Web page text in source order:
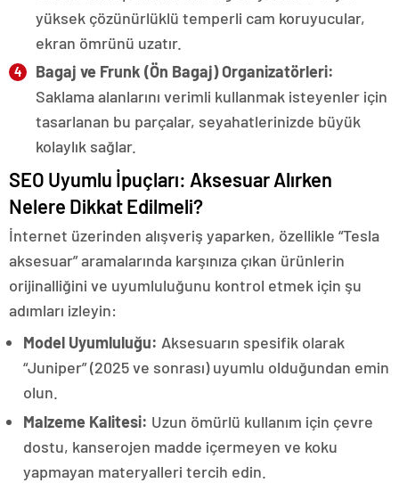
yüksek çözünürlüklü temperli cam koruyucular,
ekran ömrünü uzatır.
Bagaj ve Frunk (Ön Bagaj) Organizatörleri:
Saklama alanlarını verimli kullanmak isteyenler için
tasarlanan bu parçalar, seyahatlerinizde büyük
kolaylık sağlar.
SEO Uyumlu İpuçları: Aksesuar Alırken
Nelere Dikkat Edilmeli?
İnternet üzerinden alışveriş yaparken, özellikle “Tesla
aksesuar” aramalarında karşınıza çıkan ürünlerin
orijinalliğini ve uyumluluğunu kontrol etmek için şu
adımları izleyin:
Model Uyumluluğu: Aksesuarın spesifik olarak
“Juniper” (2025 ve sonrası) uyumlu olduğundan emin
olun.
Malzeme Kalitesi: Uzun ömürlü kullanım için çevre
dostu, kanserojen madde içermeyen ve koku
yapmayan materyalleri tercih edin.